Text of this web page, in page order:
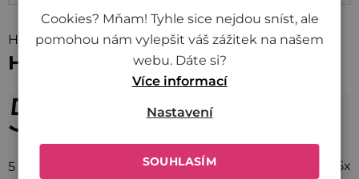
Hodnotenie (5)
Hodnotenie tovaru
5,0
5
5x
Cookies? Mňam! Tyhle sice nejdou sníst, ale
pomohou nám vylepšit váš zážitek na našem
webu. Dáte si?
Více informací
SOUHLASÍM
Nastavení